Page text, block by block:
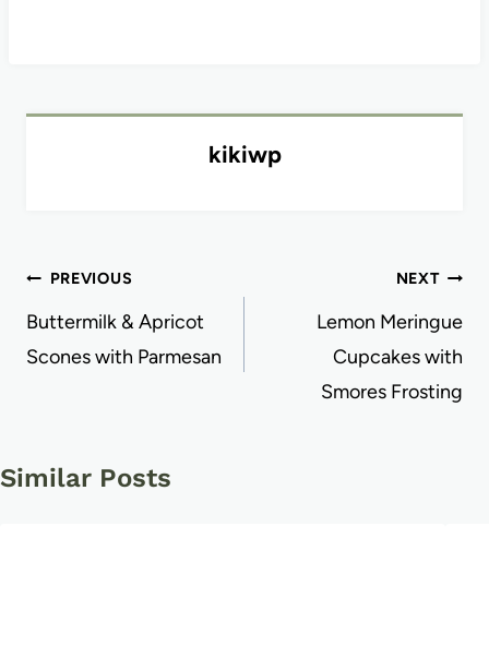
kikiwp
Post
navigation
PREVIOUS
Buttermilk & Apricot
Scones with Parmesan
NEXT
Lemon Meringue
Cupcakes with
Smores Frosting
Similar Posts